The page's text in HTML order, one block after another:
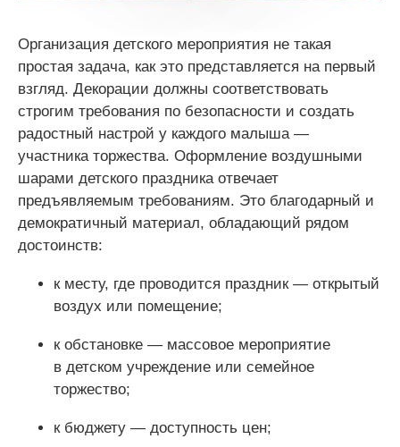
Организация детского мероприятия не такая
простая задача, как это представляется на первый
взгляд. Декорации должны соответствовать
строгим требования по безопасности и создать
радостный настрой у каждого малыша —
участника торжества. Оформление воздушными
шарами детского праздника отвечает
предъявляемым требованиям. Это благодарный и
демократичный материал, обладающий рядом
достоинств:
к месту, где проводится праздник — открытый
воздух или помещение;
к обстановке — массовое мероприятие
в детском учреждение или семейное
торжество;
к бюджету — доступность цен;